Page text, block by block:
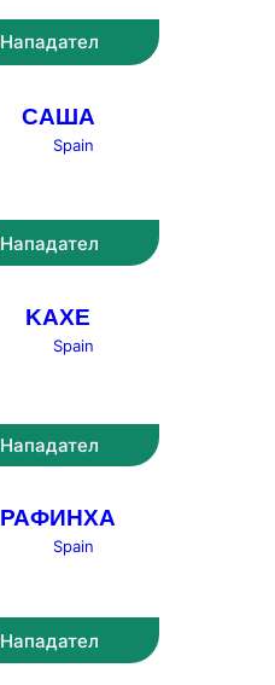
Нападател
САША
Spain
Нападател
KAXE
Spain
Нападател
РАФИНХА
Spain
Нападател